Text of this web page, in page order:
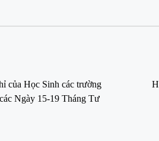
của Học Sinh các trường
Ngày 15-19 Tháng Tư